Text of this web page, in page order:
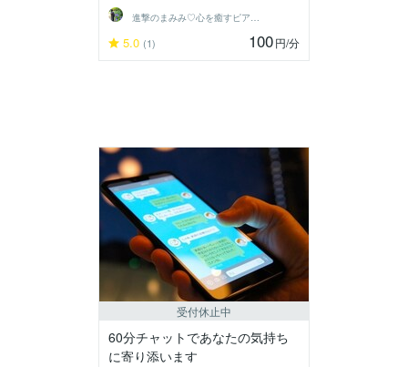
進撃のまみみ♡心を癒すピアヘルパー
5.0 (1) 100円/分
受付休止中
60分チャットであなたの気持ち
に寄り添います